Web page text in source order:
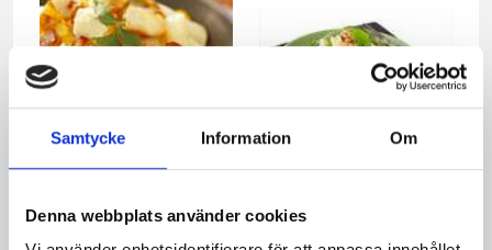
Samtycke Information Om
Denna webbplats använder cookies
Pasta Americano
Pasta med spenat,